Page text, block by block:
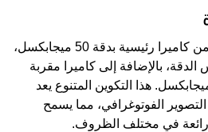
تتكون مجموعة الكاميرات من كاميرا رئيسية بدقة 50 ميجابكسل،
الدقة، بالإضافة إلى كاميرا مقربة
بيريسكوب بدقة 50 ميجابكسل. هذا التكوين المتنوع يعد
الفوتوغرافي، مما يسمح
في مختلف الظروف.